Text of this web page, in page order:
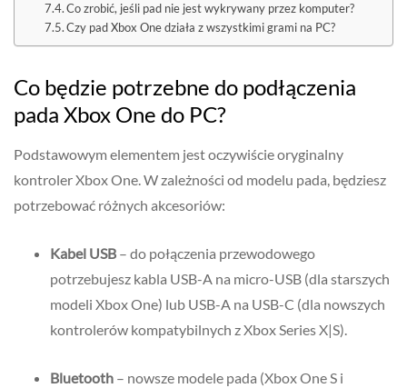
Co zrobić, jeśli pad nie jest wykrywany przez komputer?
Czy pad Xbox One działa z wszystkimi grami na PC?
Co będzie potrzebne do podłączenia
pada Xbox One do PC?
Podstawowym elementem jest oczywiście oryginalny
kontroler Xbox One. W zależności od modelu pada, będziesz
potrzebować różnych akcesoriów:
Kabel USB – do połączenia przewodowego
potrzebujesz kabla USB-A na micro-USB (dla starszych
modeli Xbox One) lub USB-A na USB-C (dla nowszych
kontrolerów kompatybilnych z Xbox Series X|S).
Bluetooth – nowsze modele pada (Xbox One S i